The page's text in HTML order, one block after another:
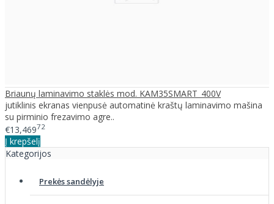
Briaunų laminavimo staklės mod. KAM35SMART_400V
jutiklinis ekranas vienpusė automatinė kraštų laminavimo mašina
su pirminio frezavimo agre..
€13,46972
Į krepšelį
Kategorijos
Prekės sandėlyje